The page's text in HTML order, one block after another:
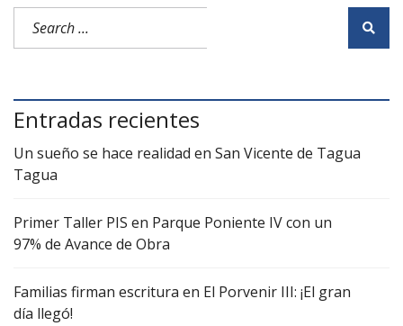
Entradas recientes
Un sueño se hace realidad en San Vicente de Tagua
Tagua
Primer Taller PIS en Parque Poniente IV con un
97% de Avance de Obra
Familias firman escritura en El Porvenir III: ¡El gran
día llegó!